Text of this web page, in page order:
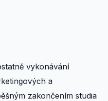
vykonávání
a
zakončením studia